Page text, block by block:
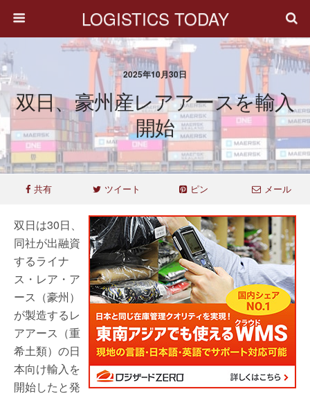
LOGISTICS TODAY
2025年10月30日
双日、豪州産レアアースを輸入
開始
共有 ツイート ピン メール
双日は30日、
同社が出融資
するライナ
ス・レア・ア
ース（豪州）
が製造するレ
アアース（重
希土類）の日
本向け輸入を
開始したと発